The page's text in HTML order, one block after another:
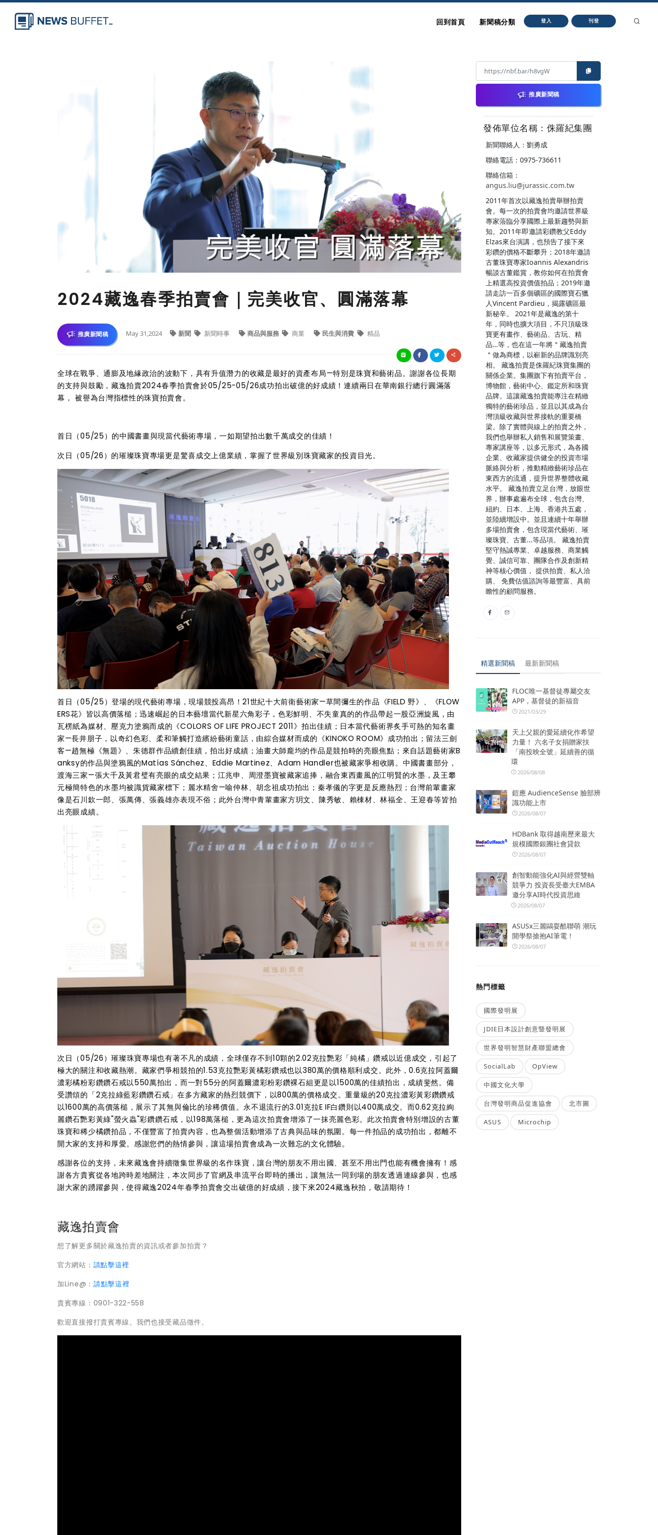
回到首頁 新聞稿分類 登入 刊登
2024藏逸春季拍賣會｜完美收官、圓滿落幕
推廣新聞稿 May 31,2024 新聞 新聞時事 商品與服務 商業 民生與消費 精品
全球在戰爭、通膨及地緣政治的波動下，具有升值潛力的收藏是最好的資產布局—特別是珠寶和藝術品。謝謝各位長期
的支持與鼓勵，藏逸拍賣2024春季拍賣會於05/25-05/26成功拍出破億的好成績！連續兩日在華南銀行總行圓滿落
幕， 被譽為台灣指標性的珠寶拍賣會。
首日（05/25）的中國書畫與現當代藝術專場，一如期望拍出數千萬成交的佳績！
次日（05/26）的璀璨珠寶專場更是驚喜成交上億業績，掌握了世界級別珠寶藏家的投資目光。
首日（05/25）登場的現代藝術專場，現場競投高昂！21世紀十大前衛藝術家—草間彌生的作品《FIELD 野》、《FLOW
ERS花》皆以高價落槌；迅速崛起的日本藝壇當代新星六角彩子，色彩鮮明、不失童真的的作品帶起一股亞洲旋風，由
瓦楞紙為媒材、壓克力塗鴉而成的《COLORS OF LIFE PROJECT 2011》拍出佳績；日本當代藝術界炙手可熱的知名畫
家—長井朋子，以奇幻色彩、柔和筆觸打造繽紛藝術童話，由綜合媒材而成的《KINOKO ROOM》成功拍出；留法三劍
客—趙無極《無題》、朱德群作品續創佳績，拍出好成績；油畫大師龐均的作品是競拍時的亮眼焦點；來自話題藝術家B
anksy的作品與塗鴉風的Matías Sánchez、Eddie Martinez、Adam Handler也被藏家爭相收購。中國書畫部分，
渡海三家—張大千及黃君璧有亮眼的成交結果；江兆申、周澄墨寶被藏家追捧，融合東西畫風的江明賢的水墨，及王攀
元極簡特色的水墨均被識貨藏家標下；麗水精舍—喻仲林、胡念祖成功拍出；秦孝儀的字更是反應熱烈；台灣前輩畫家
像是石川欽一郎、張萬傳、張義雄亦表現不俗；此外台灣中青輩畫家方玥文、陳秀敏、賴棟材、林福全、王迎春等皆拍
出亮眼成績。
次日（05/26）璀璨珠寶專場也有著不凡的成績，全球僅存不到10顆的2.02克拉艷彩「純橘」鑽戒以近億成交，引起了
極大的關注和收藏熱潮。藏家們爭相競拍的1.53克拉艷彩黃橘彩鑽戒也以380萬的價格順利成交。此外，0.6克拉阿蓋爾
濃彩橘粉彩鑽鑽石戒以550萬拍出，而一對55分的阿蓋爾濃彩粉彩鑽裸石組更是以1500萬的佳績拍出，成績斐然。備
受讚頌的「2克拉綠藍彩鑽鑽石戒」在多方藏家的熱烈競價下，以800萬的價格成交。重量級的20克拉濃彩黃彩鑽鑽戒
以1600萬的高價落槌，展示了其無與倫比的珍稀價值。永不退流行的3.01克拉E IF白鑽則以400萬成交。而0.62克拉絢
麗鑽石艷彩黃綠"螢火蟲"彩鑽鑽石戒，以198萬落槌，更為這次拍賣會增添了一抹亮麗色彩。此次拍賣會特別增設的古董
珠寶和稀少橘鑽拍品，不僅豐富了拍賣內容，也為整個活動增添了古典與品味的氛圍。每一件拍品的成功拍出，都離不
開大家的支持和厚愛。感謝您們的熱情參與，讓這場拍賣會成為一次難忘的文化體驗。
感謝各位的支持，未來藏逸會持續徵集世界級的名作珠寶，讓台灣的朋友不用出國、甚至不用出門也能有機會擁有！感
謝各方貴賓從各地跨時差地關注，本次同步了官網及串流平台即時的播出，讓無法一同到場的朋友透過連線參與，也感
謝大家的踴躍參與，使得藏逸2024年春季拍賣會交出破億的好成績，接下來2024藏逸秋拍，敬請期待！
藏逸拍賣會
想了解更多關於藏逸拍賣的資訊或者參加拍賣？
官方網站： 請點擊這裡
加Line@： 請點擊這裡
貴賓專線：0901-322-558
歡迎直接撥打貴賓專線。我們也接受藏品徵件。
推廣新聞稿
發佈單位名稱：侏羅紀集團
新聞聯絡人：劉勇成
聯絡電話：0975-736611
聯絡信箱：
angus.liu@jurassic.com.tw
2011年首次以藏逸拍賣舉辦拍賣
會。每一次的拍賣會均邀請世界級
專家蒞臨分享國際上最新趨勢與新
知。2011年即邀請彩鑽教父Eddy
Elzas來台演講，也預告了接下來
彩鑽的價格不斷攀升；2018年邀請
古董珠寶專家Ioannis Alexandris
暢談古董鑑賞，教你如何在拍賣會
上精選高投資價值拍品；2019年邀
請走訪一百多個礦區的國際寶石獵
人Vincent Pardieu，揭露礦區最
新秘辛。 2021年是藏逸的第十
年，同時也擴大項目，不只頂級珠
寶更有畫作、藝術品、古玩、精
品…等，也在這一年將＂藏逸拍賣
＂做為商標，以嶄新的品牌識別亮
相。 藏逸拍賣是侏羅紀珠寶集團的
關係企業。集團旗下有拍賣平台，
博物館，藝術中心、鑑定所和珠寶
品牌。這讓藏逸拍賣能專注在精緻
獨特的藝術珍品，並且以其成為台
灣頂級收藏與世界接軌的重要橋
梁。除了實體與線上的拍賣之外，
我們也舉辦私人銷售和展覽策畫、
專家講座等，以多元形式，為各國
企業、收藏家提供健全的投資市場
脈絡與分析，推動精緻藝術珍品在
東⻄方的流通，提升世界整體收藏
水平。 藏逸拍賣立足台灣，放眼世
界，辦事處遍布全球，包含台灣、
紐約、日本、上海、香港共五處，
並陸續增設中。並且連續十年舉辦
多場拍賣會，包含現當代藝術、璀
璨珠寶、古董...等品項。 藏逸拍賣
堅守熱誠專業、卓越服務、商業觸
覺、誠信可靠、團隊合作及創新精
神等核心價值， 提供拍賣、私人洽
購、 免費估值諮詢等最豐富、具前
瞻性的顧問服務。
精選新聞稿 最新新聞稿
FLOC唯一基督徒專屬交友
APP，基督徒的新福音
2021/03/29
天上父親的愛延續化作希望
力量！ 六名子女捐贈家扶
「南投映全號」延續善的循
環
2026/08/08
鎧應 AudienceSense 臉部辨
識功能上市
2026/08/07
HDBank 取得越南歷來最大
規模國際銀團社會貸款
2026/08/07
創智動能強化AI與經營雙軸
競爭力 投資長受臺大EMBA
邀分享AI時代投資思維
2026/08/07
ASUSx三麗鷗耍酷聯萌 潮玩
開學祭搶抱AI筆電！
2026/08/07
熱門標籤
國際發明展
JDIE日本設計創意暨發明展
世界發明智慧財產聯盟總會
SocialLab OpView
中國文化大學
台灣發明商品促進協會 北市圖
ASUS Microchip